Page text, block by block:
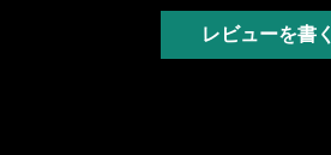
レビューを書く